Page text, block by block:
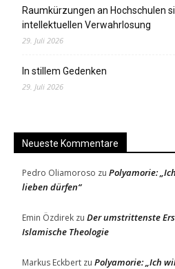
Raumkürzungen an Hochschulen
intellektuellen Verwahrlosung
29. Juli 2026
In stillem Gedenken
29. Juli 2026
Neueste Kommentare
Pedro Oliamoroso zu Polyamorie:
lieben dürfen“
Emin Özdirek zu Der umstrittenste
Islamische Theologie
Markus Eckbert zu Polyamorie: „Ich